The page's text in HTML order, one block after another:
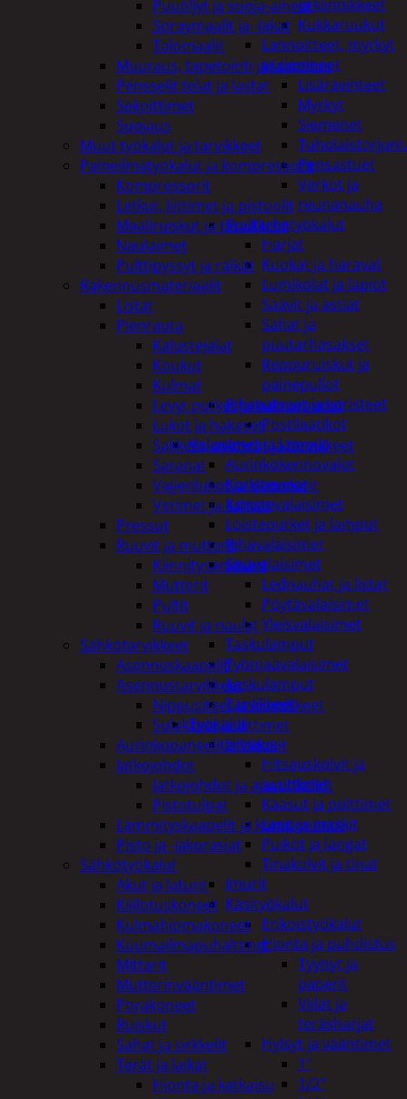
ja kiinnikkeet
Kukkaruukut
Lannoitteet, myrkyt
ja siemenet
Lisäravinteet
Myrkyt
Siemenet
Pensastuet
Verkot ja
reunanauha
Puutarhatyökalut
Harjat
Kuokat ja haravat
Lumikolat ja lapiot
Saavit ja astiat
Sahat ja
puutarhasakset
Reppuruiskut ja
painepullot
Pihapatsaat ja koristeet
Postilaatikot
Valaisimet ja lamput
Aurinkokennovalot
Koristevalot
Koristevalaisimet
Loisteputket ja lamput
Pihavalaisimet
Sisävalaisimet
Lednauhat ja listat
Pöytävalaisimet
Yleisvalaisimet
Taskulamput
Työmaavalaisimet
Taskulamput
Tarvikkeet
Työkalut
Hitsaus
Hitsauskolvit ja
suuttimet
Kaasut ja polttimet
Lasit ja maskit
Puikot ja langat
Tinakolvit ja tinat
Imurit
Käsityökalut
Erikoistyökalut
Hionta ja puhdistus
Tyynyt ja
paperit
Viilat ja
teräsharjat
Hylsyt ja vääntimet
1"
1/2"
Puuöljyt ja suoja-aineet
Spraymaalit ja -lakat
Talomaalit
Muuraus, tapetointi ja laatoitus
Pensselit telat ja lastat
Sekoittimet
Suojaus
Muut työkalut ja tarvikkeet
Paineilmatyökalut ja kompressorit
Kompressorit
Letkut, liittimet ja pistoolit
Maaliruiskut ja tarvikkeet
Naulaimet
Pulttipyssyt ja räikät
Rakennusmateriaalit
Listat
Pienrauta
Kalustejalat
Koukut
Kulmat
Levyt putket ja kulmaraudat
Lukot ja hakaset
Sakkelit, pylpyrät ja tarvikkeet
Saranat
Vaijerilukot ja klemmarit
Vetimet ja kahvat
Pressut
Ruuvit ja mutterit
Kiinnitysankkurit
Mutterit
Pultit
Ruuvit ja naulat
Sähkötarvikkeet
Asennuskaapelit
Asennustarvikkeet
Nippusiteet ja kiinnikkeet
Sulakkeet ja liittimet
Aurinkopaneelitarvikkeet
Jatkojohdot
Jatkojohdot ja ajastinkellot
Pistotulpat
Lämmityskaapelit ja komponentit
Pisto ja -jakorasiat
Sähkötyökalut
Akut ja laturit
Kiillotuskoneet
Kulmahiomakoneet
Kuumailmapuhaltimet
Mittarit
Mutterinvääntimet
Porakoneet
Ruiskut
Sahat ja sirkkelit
Terät ja laikat
Hionta ja katkaisu